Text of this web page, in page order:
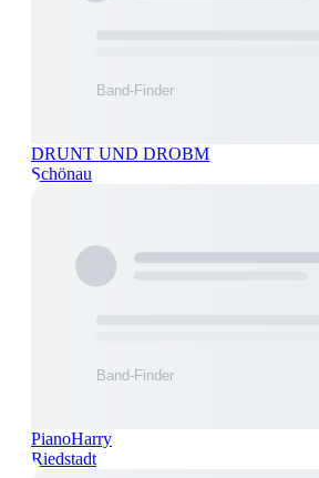
DRUNT UND DROBM
Schönau
PianoHarry
Riedstadt